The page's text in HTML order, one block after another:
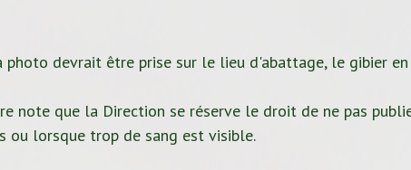
photo devrait être prise sur le lieu d'abattage, le gibier
note que la Direction se réserve le droit de ne pas
ou lorsque trop de sang est visible.